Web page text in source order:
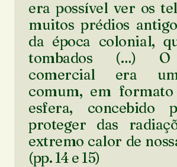
era possível ver os
muitos prédios
da época colonial,
tombados (…)
comercial era
comum, em
esfera, concebido
proteger das
extremo calor de
(pp. 14 e 15)